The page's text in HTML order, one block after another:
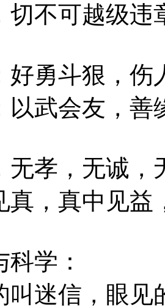
切不可越级违
斗狠，伤
会友，善
，无诚，
真中见益
学：
信，眼见